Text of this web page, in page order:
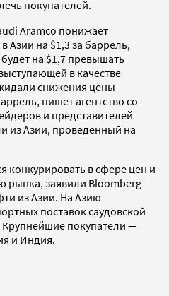
покупателей.
Aramco понижает
Азии на $1,3 за баррель,
на $1,7 превышать
в качестве
снижения цены
пишет агентство со
и представителей
из Азии, проведенный на
конкурировать в сфере цен и
рынка, заявили Bloomberg
из Азии. На Азию
поставок саудовской
Крупнейшие покупатели —
и Индия.